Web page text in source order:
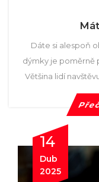
Dáte si alespoň
dýmky je poměrně
Většina lidí
14
Dub
2025